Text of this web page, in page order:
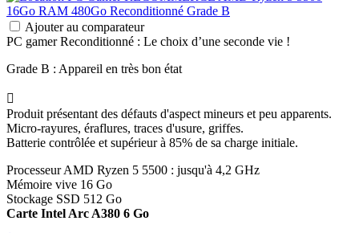
Ajouter au comparateur
PC gamer Reconditionné : Le choix d’une seconde vie !
Grade B : Appareil en très bon état

Produit présentant des défauts d'aspect mineurs et peu apparents.
Micro-rayures, éraflures, traces d'usure, griffes.
Batterie contrôlée et supérieur à 85% de sa charge initiale.
Processeur AMD Ryzen 5 5500 : jusqu'à 4,2 GHz
Mémoire vive 16 Go
Stockage SSD 512 Go
Carte Intel Arc A380 6 Go